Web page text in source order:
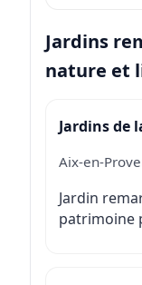
Jardins
nature et
Jardins de
Aix-en-
Jardin
patrimoine